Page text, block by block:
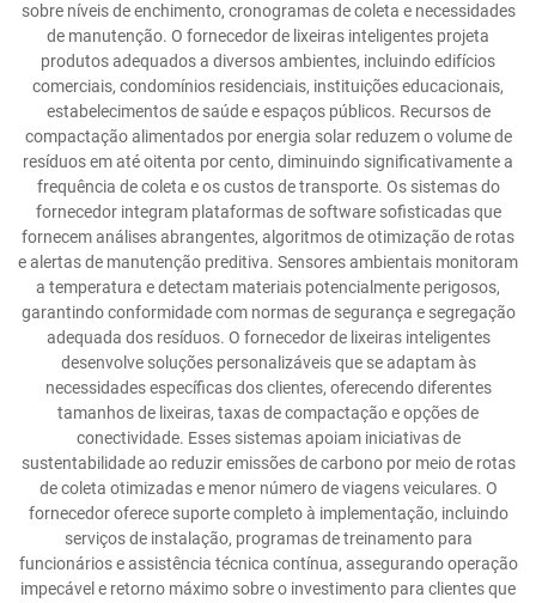
sobre níveis de enchimento, cronogramas de coleta e necessidades
de manutenção. O fornecedor de lixeiras inteligentes projeta
produtos adequados a diversos ambientes, incluindo edifícios
comerciais, condomínios residenciais, instituições educacionais,
estabelecimentos de saúde e espaços públicos. Recursos de
compactação alimentados por energia solar reduzem o volume de
resíduos em até oitenta por cento, diminuindo significativamente a
frequência de coleta e os custos de transporte. Os sistemas do
fornecedor integram plataformas de software sofisticadas que
fornecem análises abrangentes, algoritmos de otimização de rotas
e alertas de manutenção preditiva. Sensores ambientais monitoram
a temperatura e detectam materiais potencialmente perigosos,
garantindo conformidade com normas de segurança e segregação
adequada dos resíduos. O fornecedor de lixeiras inteligentes
desenvolve soluções personalizáveis que se adaptam às
necessidades específicas dos clientes, oferecendo diferentes
tamanhos de lixeiras, taxas de compactação e opções de
conectividade. Esses sistemas apoiam iniciativas de
sustentabilidade ao reduzir emissões de carbono por meio de rotas
de coleta otimizadas e menor número de viagens veiculares. O
fornecedor oferece suporte completo à implementação, incluindo
serviços de instalação, programas de treinamento para
funcionários e assistência técnica contínua, assegurando operação
impecável e retorno máximo sobre o investimento para clientes que